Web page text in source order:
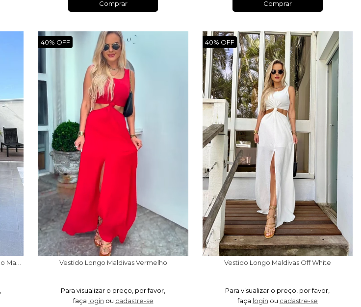
Comprar Comprar
V
estido Longo Amarração Eden Amarelo Manteiga
40% OFF
Vestido Longo Maldivas Vermelho
Para visualizar o preço, por favor,
faça login ou cadastre-se
40% OFF
Vestido Longo Maldivas Off White
Para visualizar o preço, por favor,
faça login ou cadastre-se